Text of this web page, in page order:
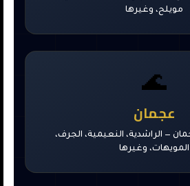
مويلح، وغيرها
🌊
عجمان
— الراشدية، النعيمية، الجرف،
المويهات، وغيرها